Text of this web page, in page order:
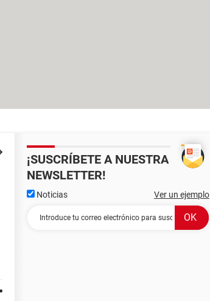
¡SUSCRÍBETE A NUESTRA
NEWSLETTER!
Noticias Ver un ejemplo